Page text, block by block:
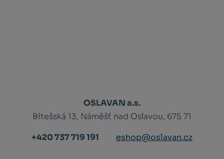
OSLAVAN a.s.
Bítešská 13, Náměšť nad Oslavou, 675 71
+420 737 719 191
eshop@oslavan.cz